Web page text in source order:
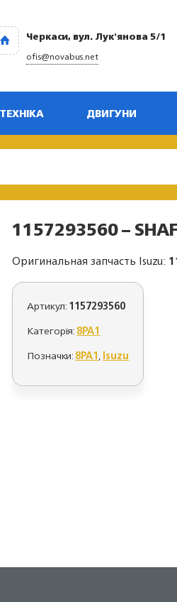
Черкаси, вул. Лук'янова 5/1
ofis@novabus.net
ДВИГУНИ
1157293560 –
Оригинальная запчасть Isuzu:
Артикул:1157293560
Категорія:8PA1
Позначки:8PA1,Isuzu